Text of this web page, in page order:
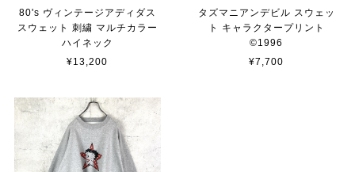
80's ヴィンテージアディダス
スウェット 刺繍 マルチカラー
ハイネック
¥13,200
タズマニアンデビル スウェッ
ト キャラクタープリント
©︎1996
¥7,700